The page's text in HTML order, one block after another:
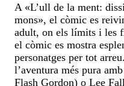
A «L’ull de la ment:
mons», el còmic es
adult, on els límits i les
el còmic es mostra
personatges per tot
l’aventura més pura
Flash Gordon) o Lee